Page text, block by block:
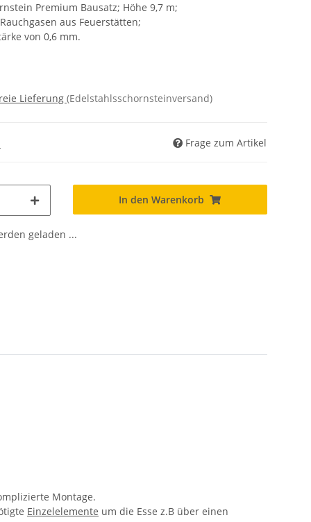
Premium Bausatz; Höhe 9,7 m;
aus Feuerstätten;
von 0,6 mm.
Lieferung (Edelstahlsschornsteinversand)
Frage zum Artikel
In den Warenkorb
geladen ...
Montage.
Einzelelemente um die Esse z.B über einen